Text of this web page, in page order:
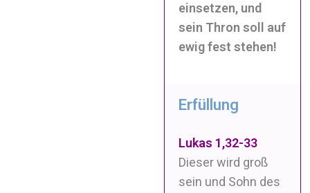
einsetzen, und
sein Thron soll auf
ewig fest stehen!
Erfüllung
Lukas 1,32-33
Dieser wird groß
sein und Sohn des